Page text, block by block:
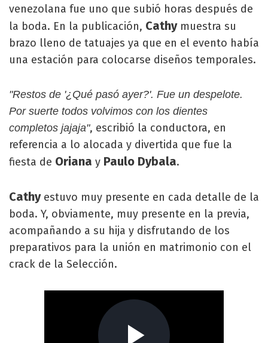
venezolana fue uno que subió horas después de
la boda. En la publicación, Cathymuestra su
brazo lleno de tatuajes ya que en el evento había
una estación para colocarse diseños temporales.
"Restos de '¿Qué pasó ayer?'. Fue un despelote.
Por suerte todos volvimos con los dientes
completos jajaja", escribió la conductora, en
referencia a lo alocada y divertida que fue la
fiesta de Oriana y Paulo Dybala.
Cathyestuvo muy presente en cada detalle de la
boda. Y, obviamente, muy presente en la previa,
acompañando a su hija y disfrutando de los
preparativos para la unión en matrimonio con el
crack de la Selección.